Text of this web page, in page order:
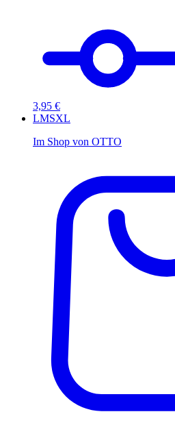
3,95 €
LMSXL
Im Shop von OTTO